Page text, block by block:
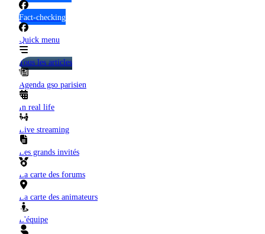
Fact-checking
Quick menu
Tous les articles
Agenda gso parisien
In real life
Live streaming
Les grands invités
La carte des forums
La carte des animateurs
L'équipe